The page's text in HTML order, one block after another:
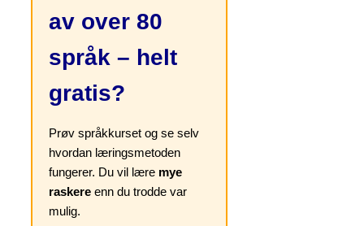
av over 80
språk – helt
gratis?
Prøv språkkurset og se selv
hvordan læringsmetoden
fungerer. Du vil lære mye
raskere enn du trodde var
mulig.